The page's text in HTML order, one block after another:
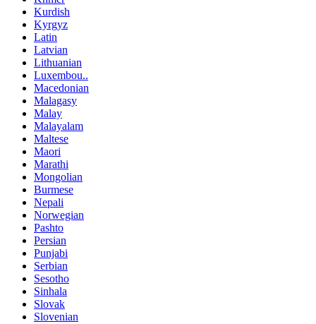
Kurdish
Kyrgyz
Latin
Latvian
Lithuanian
Luxembou..
Macedonian
Malagasy
Malay
Malayalam
Maltese
Maori
Marathi
Mongolian
Burmese
Nepali
Norwegian
Pashto
Persian
Punjabi
Serbian
Sesotho
Sinhala
Slovak
Slovenian